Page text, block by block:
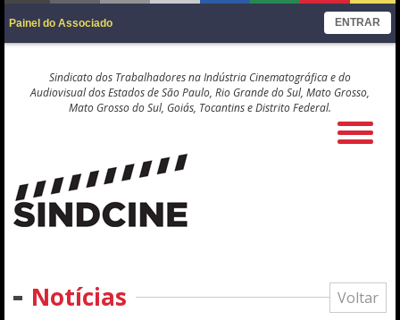
Painel do Associado ENTRAR
Sindicato dos Trabalhadores na Indústria Cinematográfica e do
Audiovisual dos Estados de São Paulo, Rio Grande do Sul, Mato Grosso,
Mato Grosso do Sul, Goiás, Tocantins e Distrito Federal.
Voltar
Notícias